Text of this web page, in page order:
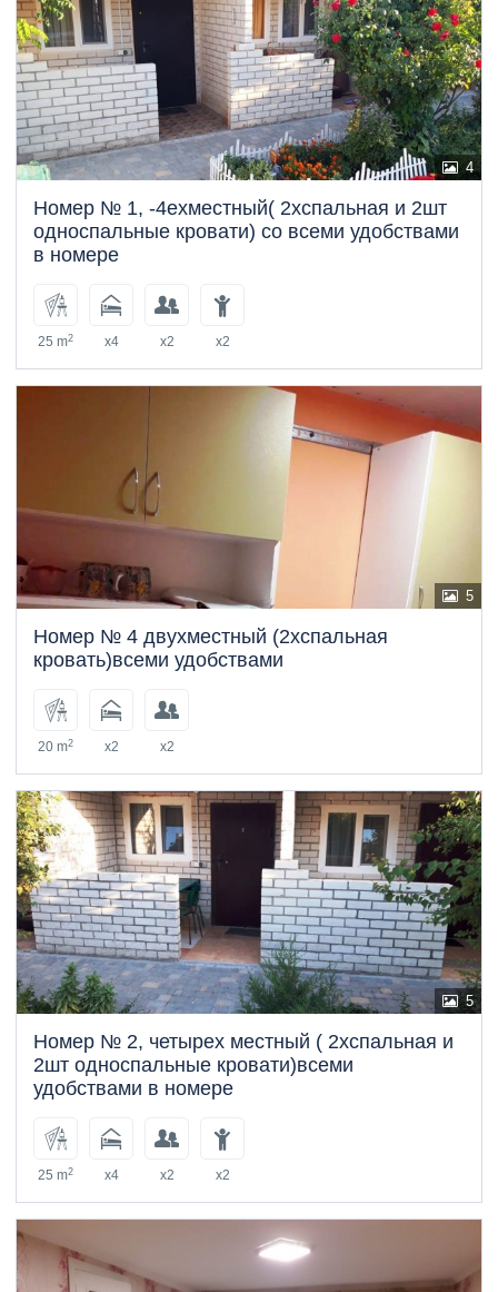
4
Номер № 1, -4ехместный( 2хспальная и 2шт
односпальные кровати) со всеми удобствами
в номере
25 m2 x4 x2 x2
5
Номер № 4 двухместный (2хспальная
кровать)всеми удобствами
20 m2 x2 x2
5
Номер № 2, четырех местный ( 2хспальная и
2шт односпальные кровати)всеми
удобствами в номере
25 m2 x4 x2 x2